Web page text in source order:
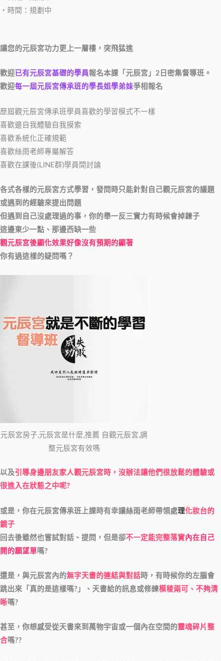
・時間：規劃中
讓您的元辰宮功力更上一層樓，突飛猛進
歡迎 已有元辰宮基礎的學員報名本課「元辰宮」2日密集督導班。
歡迎每一屆元辰宮傳承班的學長姐學弟妹爭相報名
歷屆觀元辰宮傳承班學員喜歡的學習模式不一樣
喜歡邊自我體驗自我摸索
喜歡系統化正確規範
喜歡絲雨老師專屬解答
喜歡在課後(LINE群)學員間討論
各式各樣的元辰宮方式學習，發問時只能針對自己觀元辰宮的議題
或遇到的經驗來提出問題
但遇到自己沒處理過的事，你的舉一反三實力有時候會掉鍊子
這邊東少一點、那邊西缺一些
觀元辰宮後顯化效果好像沒有預期的顯著
你有過這樣的疑問嗎？
元辰宮房子,元辰宮是什麼,推薦 自觀元辰宮,調
整元辰宮有效嗎
以及引導身邊朋友家人觀元辰宮時，沒辦法讓他們很放鬆的體驗或
很進入在狀態之中呢?
或是，你在元辰宮傳承班上課時有幸讓絲雨老師帶領處理化妝台的
鏡子
回去後雖然也嘗試對話、提問，但是卻不一定能完整落實內在自己
開的願望單嗎?
還是，與元辰宮內的無字天書的連結與對話時，有時候你的左腦會
跳出來「真的是這樣嗎?」、天書給的訊息或修練模稜兩可、不夠清
晰嗎?
甚至，你想感受從天書來到萬物宇宙或一個內在空間的靈魂碎片整
合嗎??